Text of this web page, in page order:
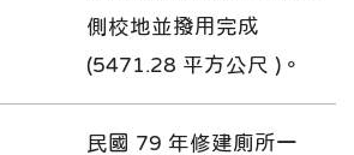
側校地並撥用完成
(5471.28 平方公尺 )。
民國 79 年修建廁所一